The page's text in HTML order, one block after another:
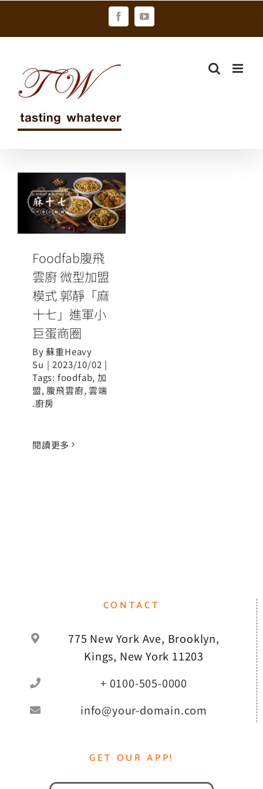
FacebookYouTube
Foodfab腹飛
雲廚 微型加盟
模式 郭靜「麻
十七」進軍小
巨蛋商圈
Foodfab腹飛
雲廚 微型加盟
模式 郭靜「麻
十七」進軍小
巨蛋商圈
By蘇重Heavy
Su | 2023/10/02 |
Tags: foodfab,加
盟, 腹飛雲廚,雲端
.廚房
閱讀更多
CONTACT
775 New York Ave, Brooklyn,
Kings, New York 11203
+ 0100-505-0000
info@your-domain.com
GET OUR APP!